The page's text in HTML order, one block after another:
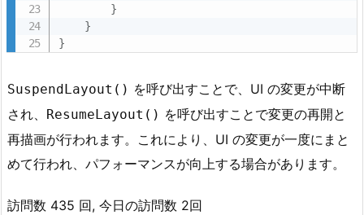
}
}
}
SuspendLayout() を呼び出すことで、UI の変更が中断
され、
ResumeLayout() を呼び出すことで変更の再開と
再描画が行われます。これにより、UI の変更が一度にまと
めて行われ、パフォーマンスが向上する場合があります。
訪問数 435 回, 今日の訪問数 2回